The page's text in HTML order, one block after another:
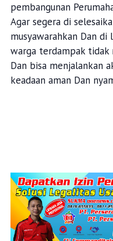
pembangunan
Agar segera di
musyawarahkan Dan
warga terdampak tidak
Dan bisa menjalankan
keadaan aman Dan